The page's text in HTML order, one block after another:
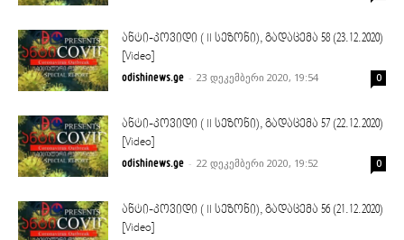
ანტი-კოვიდი ( II სეზონი), გადაცემა 58 (23.12.2020)
[Video]
odishinews.ge - 23 დეკემბერი 2020, 19:54 0
ანტი-კოვიდი ( II სეზონი), გადაცემა 57 (22.12.2020)
[Video]
odishinews.ge - 22 დეკემბერი 2020, 19:52 0
ანტი-კოვიდი ( II სეზონი), გადაცემა 56 (21.12.2020)
[Video]